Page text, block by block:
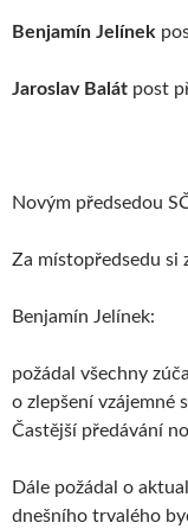
Benjamín Jelínek
Jaroslav Balát post
Novým předsedou
Za místopředsedu
Benjamín Jelínek:
požádal všechny
o zlepšení vzájemné
Častější předávání
Dále požádal o
dnešního trvalého